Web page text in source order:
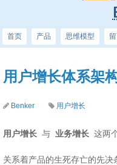
首页 产品 思维模型
用户增长体系架
Benker 用户增长
用户增长 与 业务增长 这两
关系着产品的生死存亡的先决